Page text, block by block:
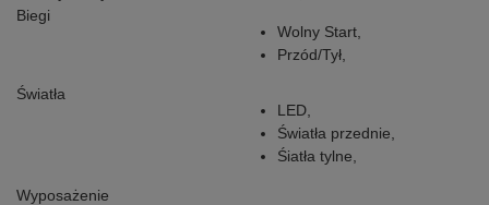
Biegi
Wolny Start,
Przód/Tył,
Światła
LED,
Światła przednie,
Śiatła tylne,
Wyposażenie